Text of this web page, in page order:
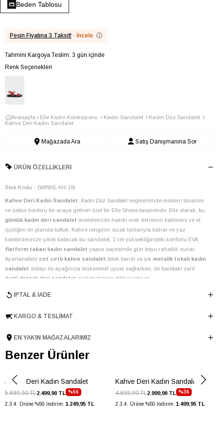
Beden Tablosu
Peşin Fiyatına 3 Taksit! · İncele ⓘ
Tahmini Kargoya Teslim: 3 gün içinde
Renk Seçenekleri
Anasayfa Elle Kadın Koleksiyonu Kadın Sandalet
Kadın Düz Sandalet
Kahve Deri Kadın Sandalet
Mağazada Ara Satış Danışmanına Sor
ÜRÜN ÖZELLIKLERI
Stok Kodu (WINKE-KH-18)
Kahve Deri Kadın Sandalet Kadın Düz Sandaletsegmentinde modern tasarımı
ve üstün konforu bir araya getiren özel bir Elle Shoes tasarımıdır. Elle olarak, bu
günlük kadın deri sandalet modelimizde hakiki inek derisinin kalitesini ve el
işçiliğini ön planda tuttuk. Kahve renginin sıcak tonlarıyla bahar ve yaz
kombinlerinize şıklık katacak bu sandalet, 1 cm yüksekliğindeki konforlu EVA
flatform taban kadın sandalet yapısı sayesinde gün boyu rahatlık sunar.
Ayarlanabilir cırt cırtlı kahve sandalet bilek bandı ve şık metalik tokalı kadın
sandalet detayı ile ayağınıza mükemmel uyum sağlarken, ön banttaki zarif
örgü detaylı deri sandalet süslemeleriyle dikkat çekiyor.
ayak sağlığınızı ve nefes alabilirliği destekler. Türkiye'de özenle üretilen bu
kullanım vaat ediyor. Tasarım ekibimiz, her detayı düşünerek, hem estetik hem
koydu.
Yazlık elbiseler ve eteklerle feminen bir görünüm.
Renk
Mostra Malzemesi
İnek Derisi
İPTAL & İADE
KARGO & TESLIMAT
EN YAKIN MAĞAZALARIMIZ
Benzer Ürünler
Kahve Deri Kadın Sandalet
%56
2.499,90 TL
5.699,90 TL
2.3.4. Ürüne %50 İndirim: 1.249,95 TL
Kahve Deri Kadın Sandalet
%36
2.999,90 TL
4.699,90 TL
2.3.4. Ürüne %50 İndirim: 1.499,95 TL